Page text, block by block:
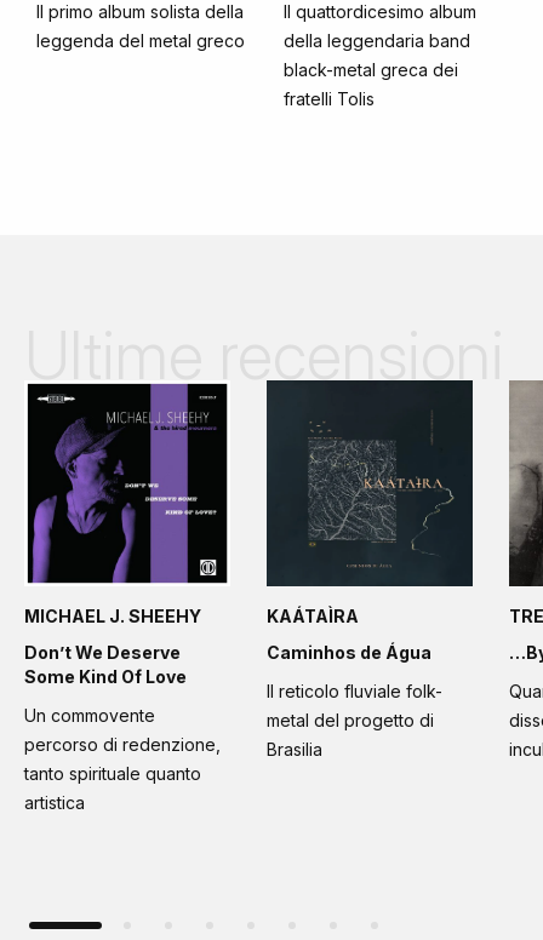
Il primo album solista della
leggenda del metal greco
Il quattordicesimo album
della leggendaria band
black-metal greca dei
fratelli Tolis
MICHAEL J. SHEEHY
Don’t We Deserve
Some Kind Of Love
Un commovente
percorso di redenzione,
tanto spirituale quanto
artistica
KAÁTAÌRA
Caminhos de Água
Il reticolo fluviale folk-
metal del progetto di
Brasilia